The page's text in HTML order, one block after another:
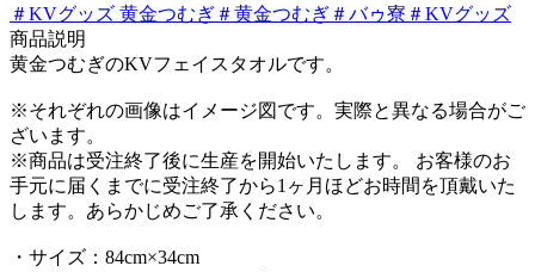
＃KVグッズ 黄金つむぎ＃黄金つむぎ＃バゥ寮 ＃KVグッズ
商品説明
黄金つむぎのKVフェイスタオルです。
※それぞれの画像はイメージ図です。実際と異なる場合がご
ざいます。
※商品は受注終了後に生産を開始いたします。 お客様のお
手元に届くまでに受注終了から1ヶ月ほどお時間を頂戴いた
します。あらかじめご了承ください。
・サイズ：84cm×34cm